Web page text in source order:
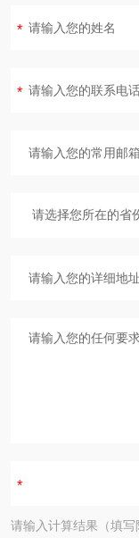
请输入计算结果（填